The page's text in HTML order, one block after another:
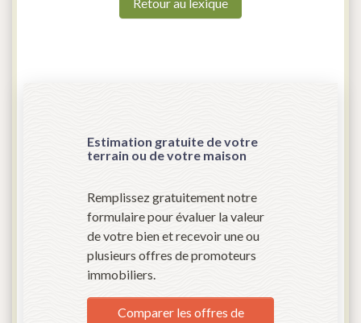
Estimation gratuite de votre
terrain ou de votre maison
Remplissez gratuitement notre
formulaire pour évaluer la valeur
de votre bien et recevoir une ou
plusieurs offres de promoteurs
immobiliers.
Comparer les offres de